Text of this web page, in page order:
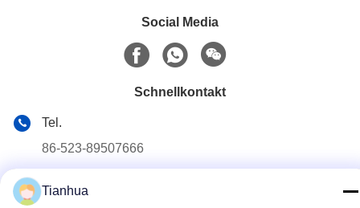
Social Media
Schnellkontakt
Tel.
86-523-89507666
Tianhua